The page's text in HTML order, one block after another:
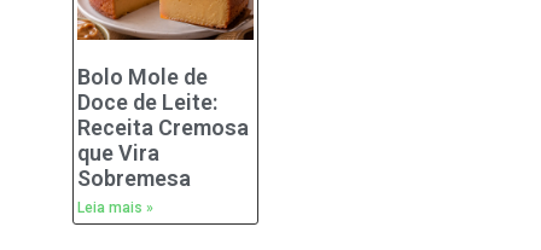
Bolo Mole de
Doce de Leite:
Receita Cremosa
que Vira
Sobremesa
Leia mais »